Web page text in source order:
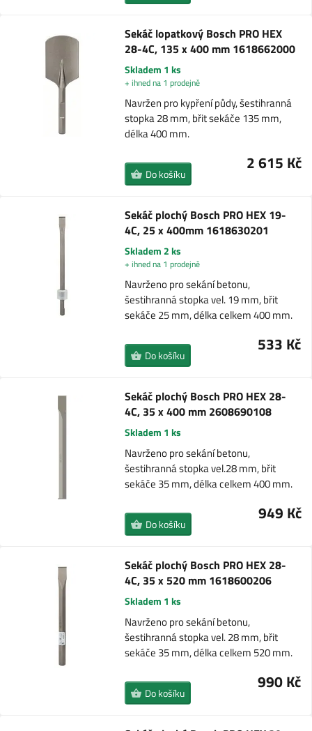
Sekáč lopatkový Bosch PRO HEX
28-4C, 135 x 400 mm 1618662000
Skladem 1 ks
+ ihned na 1 prodejně
Navržen pro kypření půdy, šestihranná
stopka 28 mm, břit sekáče 135 mm,
délka 400 mm.
2 615 Kč
Do košíku
Sekáč plochý Bosch PRO HEX 19-
4C, 25 x 400mm 1618630201
Skladem 2 ks
+ ihned na 1 prodejně
Navrženo pro sekání betonu,
šestihranná stopka vel. 19 mm, břit
sekáče 25 mm, délka celkem 400 mm.
533 Kč
Do košíku
Sekáč plochý Bosch PRO HEX 28-
4C, 35 x 400 mm 2608690108
Skladem 1 ks
Navrženo pro sekání betonu,
šestihranná stopka vel.28 mm, břit
sekáče 35 mm, délka celkem 400 mm.
949 Kč
Do košíku
Sekáč plochý Bosch PRO HEX 28-
4C, 35 x 520 mm 1618600206
Skladem 1 ks
Navrženo pro sekání betonu,
šestihranná stopka vel. 28 mm, břit
sekáče 35 mm, délka celkem 520 mm.
990 Kč
Do košíku